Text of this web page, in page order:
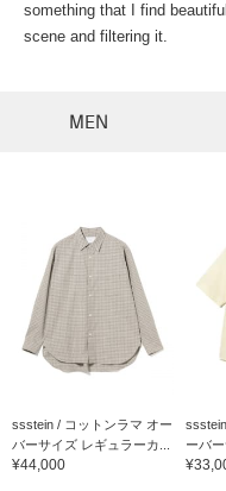
something that I find
scene and filtering it.
MEN
ssstein / コットンラマ オー
バーサイズ レギュラーカ...
¥44,000
ーバ